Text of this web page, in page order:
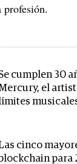
profesión.
cumplen 30
el
cinco
para